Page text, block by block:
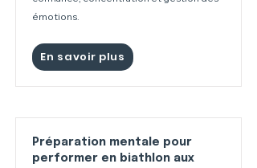
émotions.
En savoir plus
Préparation mentale pour
performer en biathlon aux